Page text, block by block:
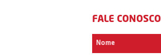
FALE CONOSCO